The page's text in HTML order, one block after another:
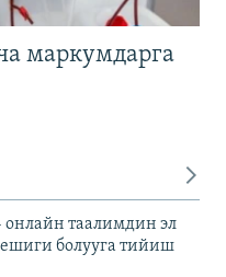
маркумдарга
онлайн таалимдин эл
болууга тийиш